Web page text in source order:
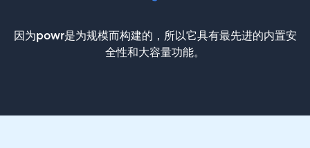
因为powr是为规模而构建的，所以它具有最先进的内置安
全性和大容量功能。